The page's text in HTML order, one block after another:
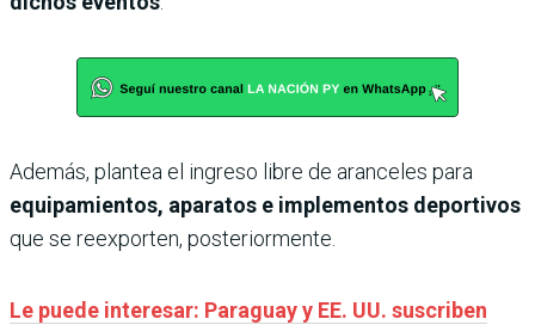
Además, plantea el ingreso libre de aranceles para
equipamientos, aparatos e implementos deportivos
que se reexporten, posteriormente.
Le puede interesar: Paraguay y EE. UU. suscriben